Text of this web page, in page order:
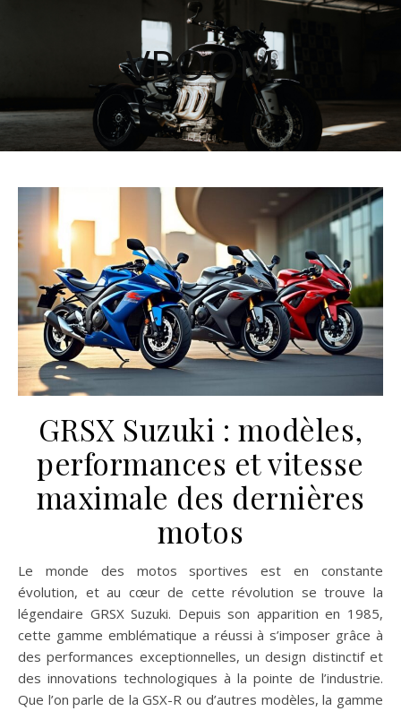
VROOM
GRSX Suzuki : modèles,
performances et vitesse
maximale des dernières
motos
Le monde des motos sportives est en constante
évolution, et au cœur de cette révolution se trouve la
légendaire GRSX Suzuki. Depuis son apparition en 1985,
cette gamme emblématique a réussi à s’imposer grâce à
des performances exceptionnelles, un design distinctif et
des innovations technologiques à la pointe de l’industrie.
Que l’on parle de la GSX-R ou d’autres modèles, la gamme